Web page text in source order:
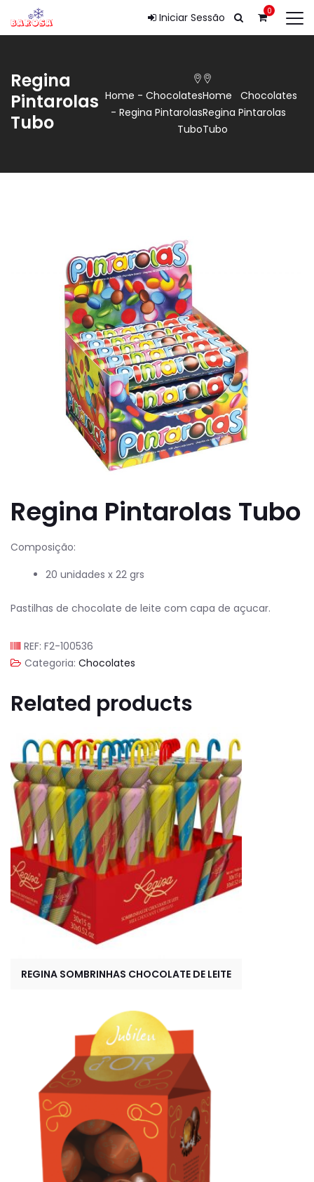
Iniciar Sessão 0
Regina
Pintarolas
Tubo
Home -Chocolates
-Regina Pintarolas
Tubo
Home
Chocolates
Regina Pintarolas
Tubo
Regina Pintarolas Tubo
Composição:
20 unidades x 22 grs
Pastilhas de chocolate de leite com capa de açucar.
REF: F2-100536
Categoria: Chocolates
Related products
REGINA SOMBRINHAS CHOCOLATE DE LEITE